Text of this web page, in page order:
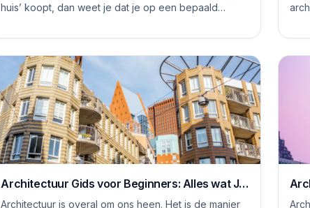
huis’ koopt, dan weet je dat je op een bepaald
Architectuur Gids voor Beginners: Alles wat Je
Moet Weten
Architectuur is overal om ons heen. Het is de manier